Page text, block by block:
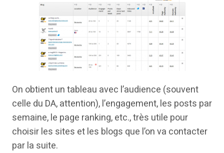
On obtient un tableau avec l’audience (souvent
celle du DA, attention), l’engagement, les posts par
semaine, le page ranking, etc., très utile pour
choisir les sites et les blogs que l’on va contacter
par la suite.